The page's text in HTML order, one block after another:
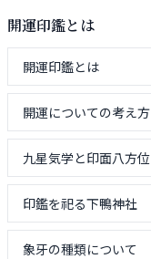
開運印鑑とは
開運印鑑とは
開運についての考え方
九星気学と印面八方位
印鑑を祀る下鴨神社
象牙の種類について